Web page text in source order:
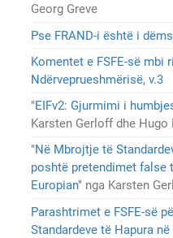
Georg Greve
Pse FRAND-i është i
Komentet e FSFE-së mbi
Ndërveprueshmërisë, v.3
"EIFv2: Gjurmimi i
Karsten Gerloff dhe Hugo
"Në Mbrojtje të
poshtë pretendimet false
Europian" nga Karsten
Parashtrimet e FSFE-së
Standardeve të Hapura